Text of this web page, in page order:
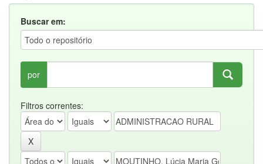
Buscar em:
por
Filtros correntes: